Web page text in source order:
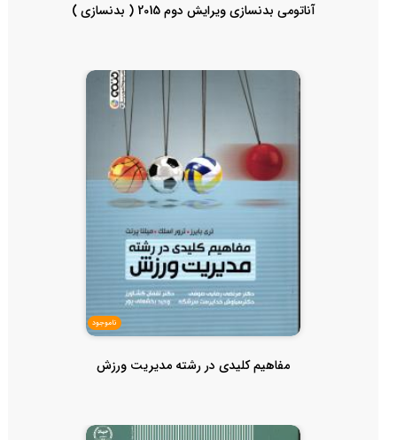
آناتومی بدنسازی ویرایش دوم 2015 ( بدنسازی )
ناموجود
مفاهیم کلیدی در رشته مدیریت ورزش